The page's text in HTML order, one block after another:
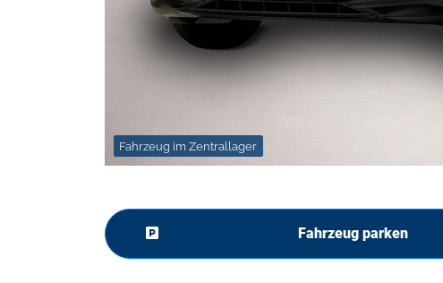
Fahrzeug im Zentrallager
Fahrzeug parken